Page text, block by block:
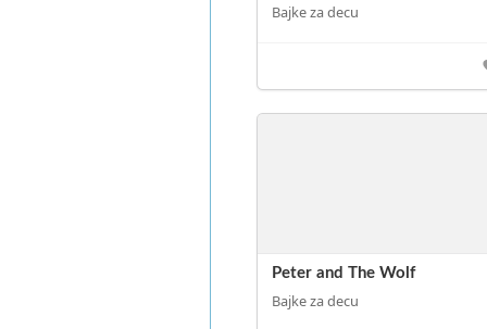
Bajke za decu
Peter and The Wolf
Bajke za decu